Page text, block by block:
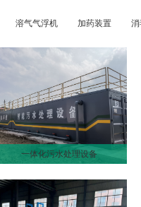
溶气气浮机 加药装置 消
一体化污水处理设备